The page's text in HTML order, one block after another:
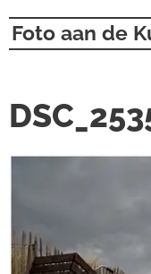
Foto aan de